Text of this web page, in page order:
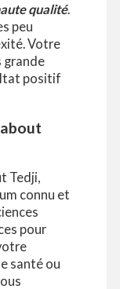
qualité.
peu
Votre
grande
positif
Tedji,
connu et
pour
santé ou